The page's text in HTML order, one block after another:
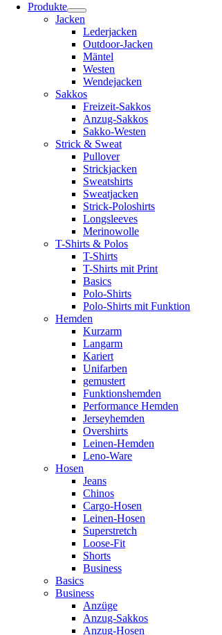
Produkte
Jacken
Lederjacken
Outdoor-Jacken
Mäntel
Westen
Wendejacken
Sakkos
Freizeit-Sakkos
Anzug-Sakkos
Sakko-Westen
Strick & Sweat
Pullover
Strickjacken
Sweatshirts
Sweatjacken
Strick-Poloshirts
Longsleeves
Merinowolle
T-Shirts & Polos
T-Shirts
T-Shirts mit Print
Basics
Polo-Shirts
Polo-Shirts mit Funktion
Hemden
Kurzarm
Langarm
Kariert
Unifarben
gemustert
Funktionshemden
Performance Hemden
Jerseyhemden
Overshirts
Leinen-Hemden
Leno-Ware
Hosen
Jeans
Chinos
Cargo-Hosen
Leinen-Hosen
Superstretch
Loose-Fit
Shorts
Business
Basics
Business
Anzüge
Anzug-Sakkos
Anzug-Hosen